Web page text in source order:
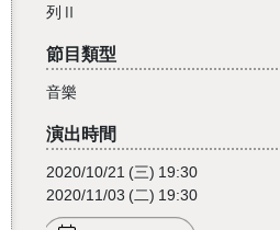
列Ⅱ
節目類型
音樂
演出時間
2020/10/21 (三) 19:30
2020/11/03 (二) 19:30